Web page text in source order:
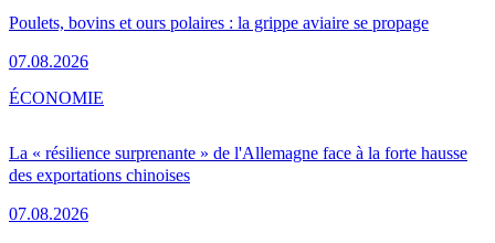
Poulets, bovins et ours polaires : la grippe aviaire se propage
07.08.2026
La « résilience surprenante » de l'Allemagne face à la forte hausse
des exportations chinoises
07.08.2026
ÉCONOMIE